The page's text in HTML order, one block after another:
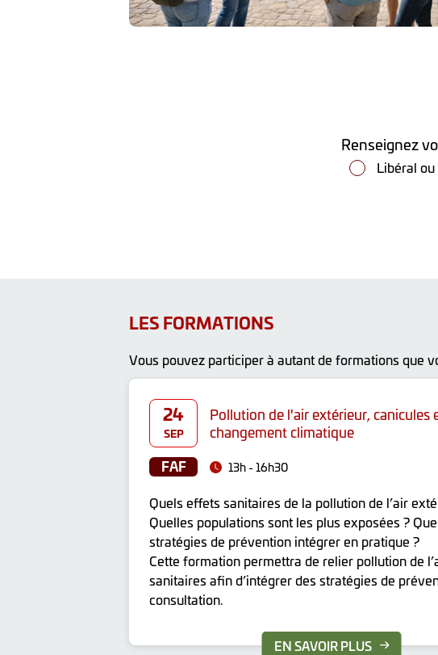
Renseignez
Libéral
LES FORMATIONS
Vous pouvez participer à autant de formations que
24
SEP
Pollution de l'air extérieur, canicules
changement climatique
FAF 13h - 16h30
Quels effets sanitaires de la pollution de l’air
Quelles populations sont les plus exposées ?
stratégies de prévention intégrer en pratique ?
Cette formation permettra de relier pollution de
sanitaires afin d’intégrer des stratégies de
consultation.
EN SAVOIR PLUS